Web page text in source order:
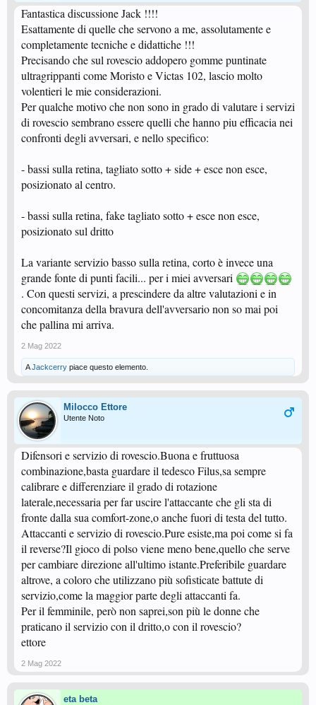
Fantastica discussione Jack !!!!
Esattamente di quelle che servono a me, assolutamente e
completamente tecniche e didattiche !!!
Precisando che sul rovescio addopero gomme puntinate
ultragrippanti come Moristo e Victas 102, lascio molto
volentieri le mie considerazioni.
Per qualche motivo che non sono in grado di valutare i servizi
di rovescio sembrano essere quelli che hanno piu efficacia nei
confronti degli avversari, e nello specifico:
- bassi sulla retina, tagliato sotto + side + esce non esce,
posizionato al centro.
- bassi sulla retina, fake tagliato sotto + esce non esce,
posizionato sul dritto
La variante servizio basso sulla retina, corto è invece una
grande fonte di punti facili... per i miei avversari
. Con questi servizi, a prescindere da altre valutazioni e in
concomitanza della bravura dell'avversario non so mai poi
che pallina mi arriva.
2 Mag 2022
AJackcerry piace questo elemento.
Milocco Ettore
Utente Noto
Difensori e servizio di rovescio.Buona e fruttuosa
combinazione,basta guardare il tedesco Filus,sa sempre
calibrare e differenziare il grado di rotazione
laterale,necessaria per far uscire l'attaccante che gli sta di
fronte dalla sua comfort-zone,o anche fuori di testa del tutto.
Attaccanti e servizio di rovescio.Pure esiste,ma poi come si fa
il reverse?Il gioco di polso viene meno bene,quello che serve
per cambiare direzione all'ultimo istante.Preferibile guardare
altrove, a coloro che utilizzano più sofisticate battute di
servizio,come la maggior parte degli attaccanti fa.
Per il femminile, però non saprei,son più le donne che
praticano il servizio con il dritto,o con il rovescio?
ettore
2 Mag 2022
eta beta